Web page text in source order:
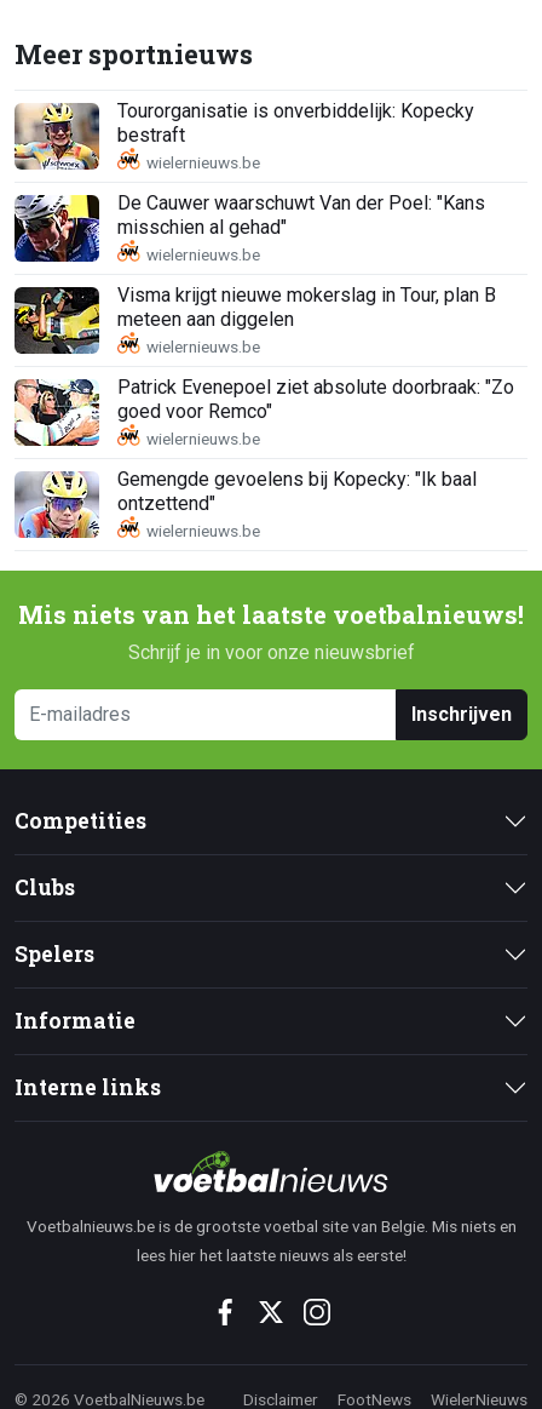
Meer sportnieuws
Tourorganisatie is onverbiddelijk: Kopecky
bestraft
De Cauwer waarschuwt Van der Poel: "Kans
misschien al gehad"
Visma krijgt nieuwe mokerslag in Tour, plan B
meteen aan diggelen
Patrick Evenepoel ziet absolute doorbraak: "Zo
goed voor Remco"
Gemengde gevoelens bij Kopecky: "Ik baal
ontzettend"
Mis niets van het laatste voetbalnieuws!
Schrijf je in voor onze nieuwsbrief
Inschrijven
Competities
Clubs
Spelers
Informatie
Interne links
Voetbalnieuws.be is de grootste voetbal site van Belgie. Mis niets en
lees hier het laatste nieuws als eerste!
© 2026 VoetbalNieuws.be Disclaimer FootNews WielerNieuws